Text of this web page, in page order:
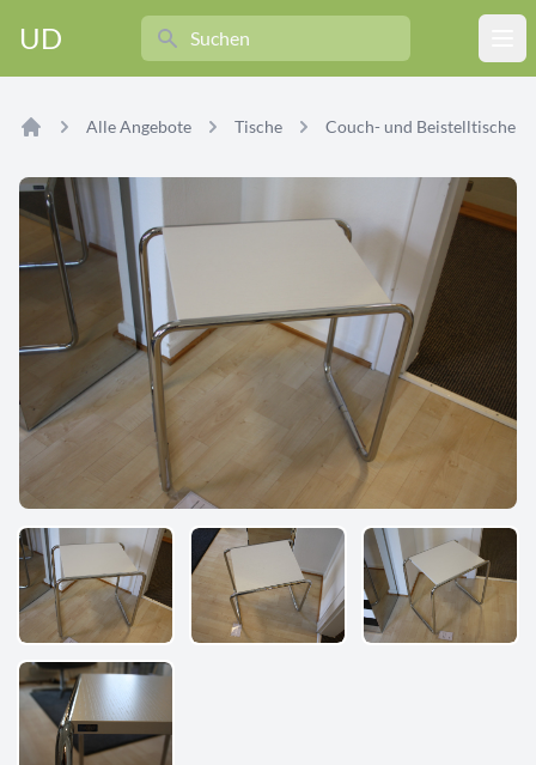
UD
Search
Alle Angebote Tische Couch- und Beistelltische